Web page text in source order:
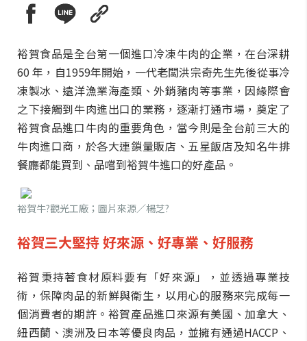
裕賀食品是全台第一個進口冷凍牛肉的企業，在台深耕
60 年，自1959年開始，一代老闆洪宗奇先生先後從事冷
凍製冰、遠洋漁業海產類、外銷豬肉等事業，因緣際會
之下接觸到牛肉進出口的業務，逐漸打通市場，奠定了
裕賀食品進口牛肉的重要角色，當今則是全台前三大的
牛肉進口商，於各大連鎖量販店、五星飯店及知名牛排
餐廳都能買到、品嚐到裕賀牛進口的好產品。
裕賀牛?觀光工廠；圖片來源／楊芝?
裕賀三大堅持好來源、好專業、好服務
裕賀秉持著食材原料要有「好來源」，並透過專業技
術，保障肉品的新鮮與衛生，以用心的服務來完成每一
個消費者的期許。裕賀產品進口來源有美國、加拿大、
紐西蘭、澳洲及日本等優良肉品，並擁有通過HACCP、